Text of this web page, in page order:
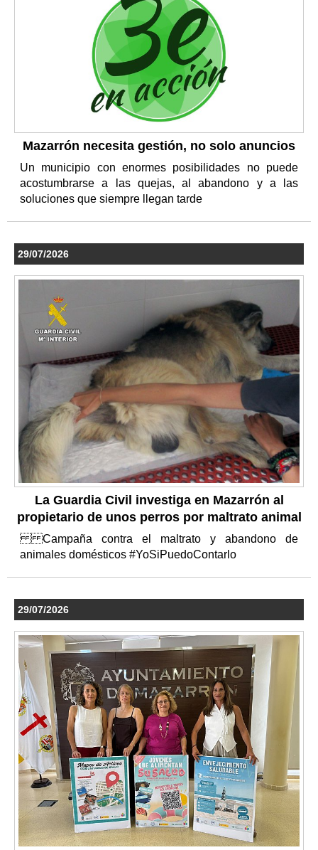
Mazarrón necesita gestión, no solo anuncios
Un municipio con enormes posibilidades no puede
acostumbrarse a las quejas, al abandono y a las
soluciones que siempre llegan tarde
29/07/2026
La Guardia Civil investiga en Mazarrón al
propietario de unos perros por maltrato animal
Campaña contra el maltrato y abandono de
animales domésticos #YoSiPuedoContarlo
29/07/2026